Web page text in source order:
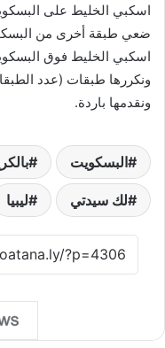
اسكبي الخليط على
ضعي طبقة أخرى من
اسكبي الخليط فوق
ونكررها طبقات (عدد
ونقدمها باردة.
البسكويت
لك سيدتي ليبيا